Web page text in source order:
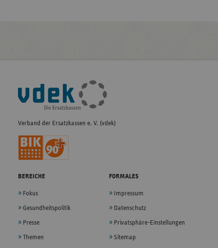
Fußleisten-
Navigation
Verband der Ersatzkassen e. V. (vdek)
BEREICHE
Fokus
Gesundheitspolitik
Presse
Themen
FORMALES
Impressum
Datenschutz
Privatsphäre-Einstellungen
Sitemap